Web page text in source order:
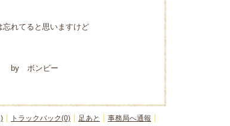
と思いますけど
ビー
トラックバック(0) 足あと 事務局へ通報